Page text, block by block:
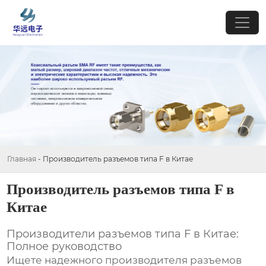
Главная - Производитель разъемов типа F в Китае
Производитель разъемов типа F в
Китае
Производители разъемов типа F в Китае:
Полное руководство
Ищете надежного производителя разъемов